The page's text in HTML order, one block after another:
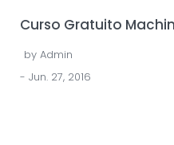
Curso Gratuito
by Admin
- Jun. 27, 2016